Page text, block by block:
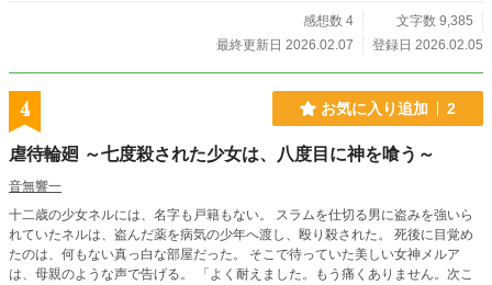
感想数 4
文字数 9,385
最終更新日 2026.02.07
登録日 2026.02.05
4 お気に入り追加 2
虐待輪廻 ～七度殺された少女は、八度目に神を喰う～
音無響一
十二歳の少女ネルには、名字も戸籍もない。 スラムを仕切る男に盗みを強いら
れていたネルは、盗んだ薬を病気の少年へ渡し、殴り殺された。 死後に目覚め
たのは、何もない真っ白な部屋だった。 そこで待っていた美しい女神メルア
は、母親のような声で告げる。 「よく耐えました。もう痛くありません。次こ